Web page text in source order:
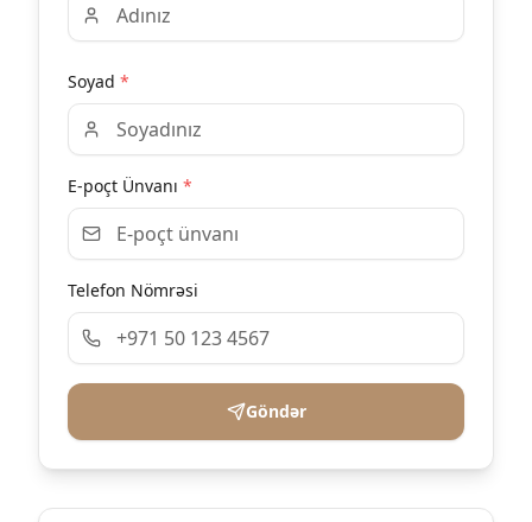
Soyad *
E-poçt Ünvanı *
Telefon Nömrəsi
Göndər